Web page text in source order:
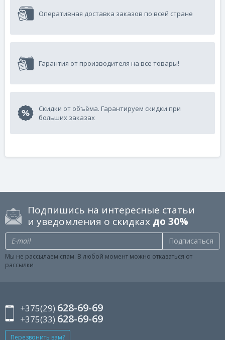
Оперативная доставка заказов по всей стране
Гарантия от производителя на все товары!
Скидки от объёма. Гарантируем скидки при
больших заказах
Подпишись на интересные статьи
и уведомления о скидках до 30%
Подписаться
Мы не рассылаем спам. В любой момент можно отказаться от
рассылки
+375(29) 628-69-69
+375(33) 628-69-69
Перезвонить вам?